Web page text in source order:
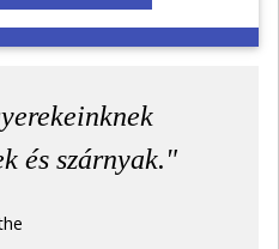
és szárnyak."